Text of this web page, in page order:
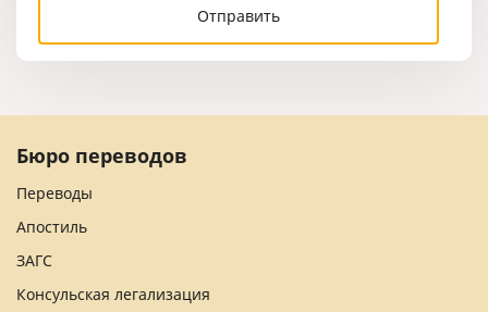
Бюро переводов
Переводы
Апостиль
ЗАГС
Консульская легализация